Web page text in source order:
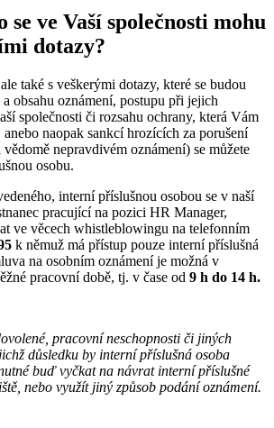
se ve Vaší společnosti mohu
dotazy?
také s veškerými dotazy, které se budou
obsahu oznámení, postupu při jejich
společnosti či rozsahu ochrany, která Vám
naopak sankcí hrozících za porušení
nepravdivém oznámení) se můžete
osobu.
interní příslušnou osobou se v naší
pracující na pozici HR Manager,
ve věcech whistleblowingu na telefonním
k němuž má přístup pouze interní příslušná
na osobním oznámení je možná v
pracovní době, tj. v čase od 9 h do 14 h.
pracovní neschopnosti či jiných
důsledku by interní příslušná osoba
buď vyčkat na návrat interní příslušné
nebo využít jiný způsob podání oznámení.